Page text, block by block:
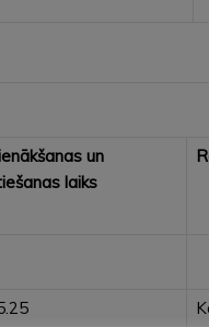
un
laiks